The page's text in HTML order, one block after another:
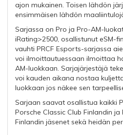
ajon mukainen. Toisen lähdön
ensimmäisen lähdön
Sarjassa on Pro ja Pro-AM-
iRating>2500, osallistunut eSM-
vauhti PRCF Esports-sarjassa
voi ilmoittautuessaan ilmoittaa
AM-luokkaan. Sarjajärjestäjä
voi kauden aikana nostaa
luokkaan jos näkee sen
Sarjaan saavat osallistua kaikki
Porsche Classic Club Finlandin ja
Finlandin jäsenet sekä heidän